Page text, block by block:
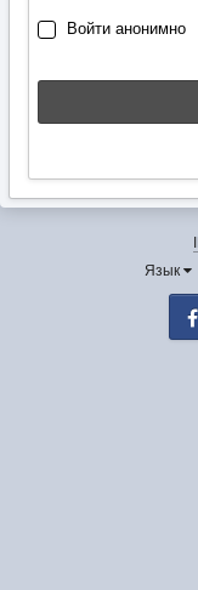
Войти анонимно
Язык